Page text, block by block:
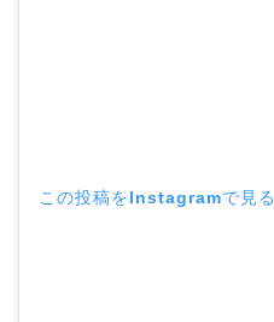
この投稿をInstagramで見る